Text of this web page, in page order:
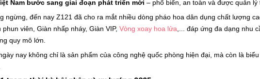
Nam bước sang giai đoạn phát triển mới – phổ biến, an toàn và được quản lý
đến nay Z121 đã cho ra mắt nhiều dòng pháo hoa dân dụng chất lượng
viên, Giàn nhấp nháy, Giàn VIP, Vòng xoay hoa lửa ,... đáp ứng đa dạng nhu
quy mô lớn.
nay không chỉ là sản phẩm của công nghệ quốc phòng hiện đại, mà còn là